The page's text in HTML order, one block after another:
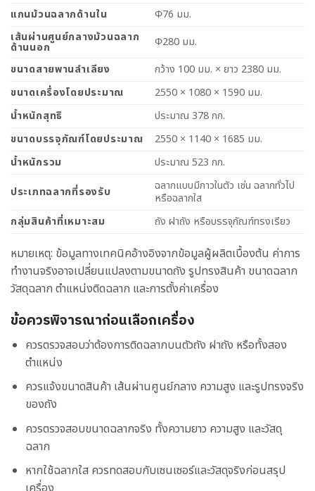
แกนม้วนฉลากด้านใน
Φ76 มม.
เส้นผ่านศูนย์กลางม้วนฉลาก
ด้านนอก
Φ280 มม.
ขนาดสายพานลำเลียง
กว้าง 100 มม. × ยาว 2380 มม.
ขนาดเครื่องโดยประมาณ
2550 × 1080 × 1590 มม.
น้ำหนักสุทธิ
ประมาณ 378 กก.
ขนาดบรรจุภัณฑ์โดยประมาณ
2550 × 1140 × 1685 มม.
น้ำหนักรวม
ประมาณ 523 กก.
ประเภทฉลากที่รองรับ
ฉลากแบบมีกาวในตัว เช่น ฉลากทั่วไป
หรือฉลากใส
กลุ่มสินค้าที่เหมาะสม
ถัง ฝาถัง หรือบรรจุภัณฑ์ทรงเรียว
หมายเหตุ: ข้อมูลทางเทคนิคอ้างอิงจากข้อมูลผู้ผลิตเบื้องต้น ค่าการ
ทำงานจริงอาจเปลี่ยนแปลงตามขนาดถัง รูปทรงสินค้า ขนาดฉลาก
วัสดุฉลาก ตำแหน่งติดฉลาก และการตั้งค่าเครื่อง
ข้อควรพิจารณาก่อนเลือกเครื่อง
ควรตรวจสอบว่าต้องการติดฉลากบนตัวถัง ฝาถัง หรือทั้งสอง
ตำแหน่ง
ควรแจ้งขนาดสินค้า เส้นผ่านศูนย์กลาง ความสูง และรูปทรงจริง
ของถัง
ควรตรวจสอบขนาดฉลากจริง ทั้งความยาว ความสูง และวัสดุ
ฉลาก
หากใช้ฉลากใส ควรทดสอบกับเซนเซอร์และวัสดุจริงก่อนสรุป